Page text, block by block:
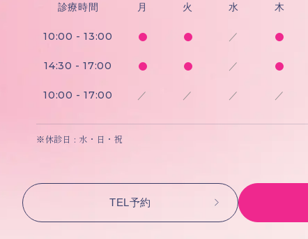
診療時間 月 火 水 木
10:00 - 13:00 ／
14:30 - 17:00 ／
10:00 - 17:00 ／ ／ ／ ／
※休診日 : 水・日・祝
TEL予約